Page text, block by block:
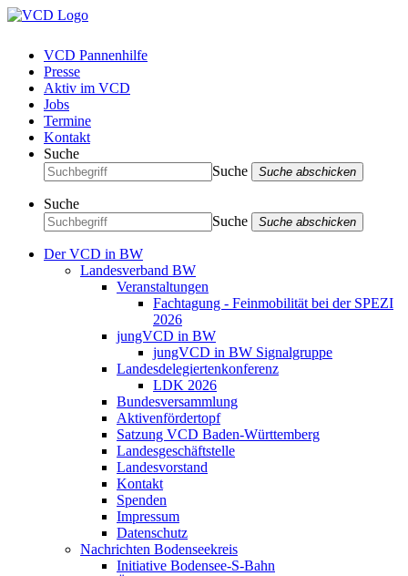
VCD Pannenhilfe
Presse
Aktiv im VCD
Jobs
Termine
Kontakt
Suche
Suche
Suche abschicken
Suche
Suche
Suche abschicken
Der VCD in BW
Landesverband BW
Veranstaltungen
Fachtagung - Feinmobilität bei der SPEZI
2026
jungVCD in BW
jungVCD in BW Signalgruppe
Landesdelegiertenkonferenz
LDK 2026
Bundesversammlung
Aktivenfördertopf
Satzung VCD Baden-Württemberg
Landesgeschäftstelle
Landesvorstand
Kontakt
Spenden
Impressum
Datenschutz
Nachrichten Bodenseekreis
Initiative Bodensee-S-Bahn